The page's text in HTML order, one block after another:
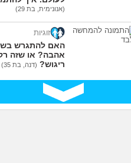
(אנונימית, בת 29)
זוגיות
האם להתגרש
אהבה? או שזה
ריגוש? (דנה, בת 35)